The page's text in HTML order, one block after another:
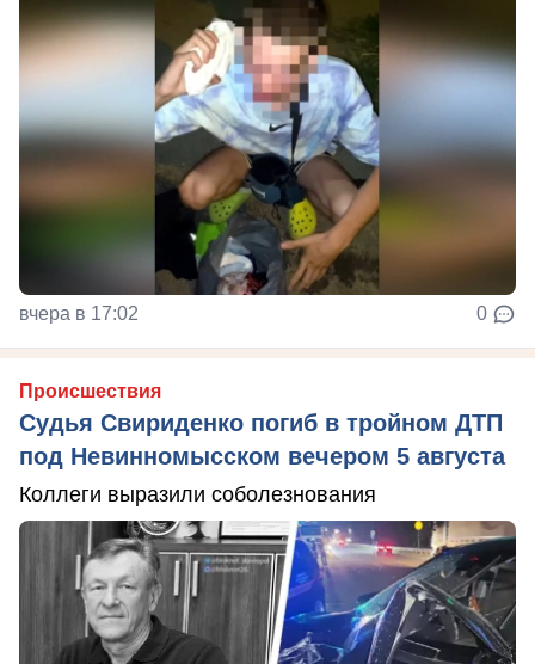
вчера в 17:02 0
Происшествия
Судья Свириденко погиб в тройном ДТП
под Невинномысском вечером 5 августа
Коллеги выразили соболезнования